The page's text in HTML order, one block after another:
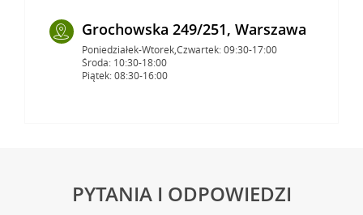
Grochowska 249/251, Warszawa
Poniedziałek-Wtorek,Czwartek: 09:30-17:00
Środa: 10:30-18:00
Piątek: 08:30-16:00
PYTANIA I ODPOWIEDZI